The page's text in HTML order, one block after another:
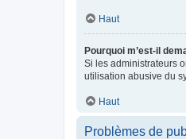
Haut
Pourquoi m’est-il
Si les administrateurs
utilisation abusive du
Haut
Problèmes de